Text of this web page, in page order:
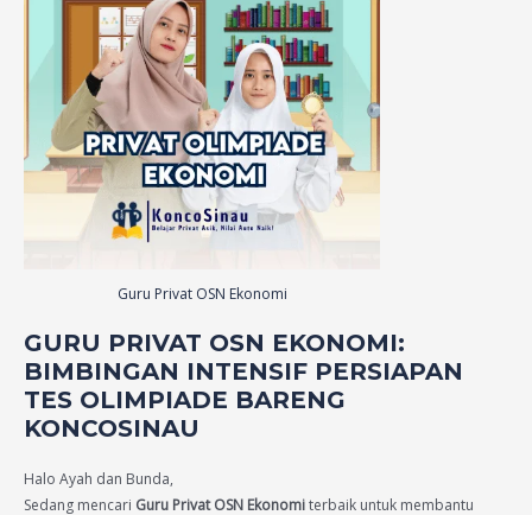
Guru Privat OSN Ekonomi
GURU PRIVAT OSN EKONOMI:
BIMBINGAN INTENSIF PERSIAPAN
TES OLIMPIADE BARENG
KONCOSINAU
Halo Ayah dan Bunda,
Sedang mencari Guru Privat OSN Ekonomiterbaik untuk membantu